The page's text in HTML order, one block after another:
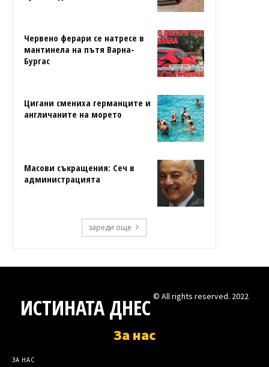
Червено ферари се натресе в
мантинела на пътя Варна-
Бургас
Цигани смениха германците и
англичаните на морето
Масови съкращения: Сеч в
администрацията
зареди още
ИСТИНАТА ДНЕС © All rights reserved. 2022
За нас
ЗА НАС